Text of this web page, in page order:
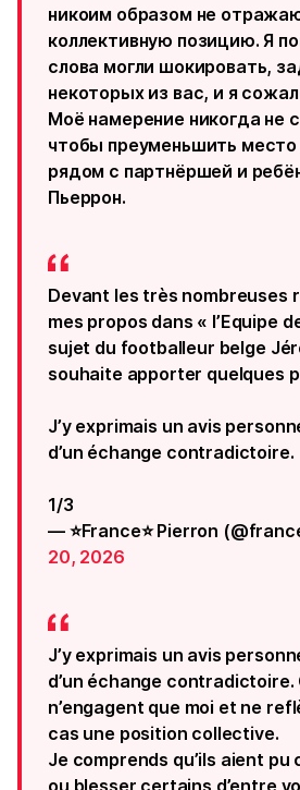
никоим образом не
коллективную позицию. Я
слова могли шокировать,
некоторых из вас, и я
Моё намерение никогда не
чтобы преуменьшить место
рядом с партнёршей и
Пьеррон.
Devant les très nombreuses
mes propos dans « l’Equipe
sujet du footballeur belge
souhaite apporter quelques
J’y exprimais un avis
d’un échange contradictoire.
1/3
— ⭐France⭐ Pierron
20, 2026
J’y exprimais un avis
d’un échange contradictoire.
n’engagent que moi et ne
cas une position collective.
Je comprends qu’ils aient
ou blesser certains d’entre